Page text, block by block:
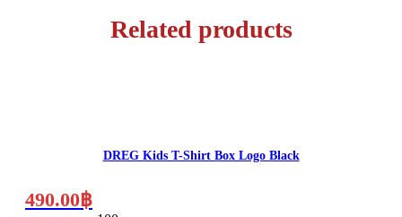
Related products
DREG Kids T-Shirt Box Logo Black
490.00฿
The
options